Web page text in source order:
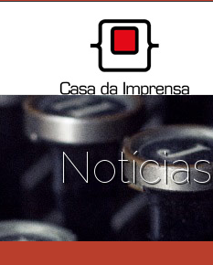
Notícias